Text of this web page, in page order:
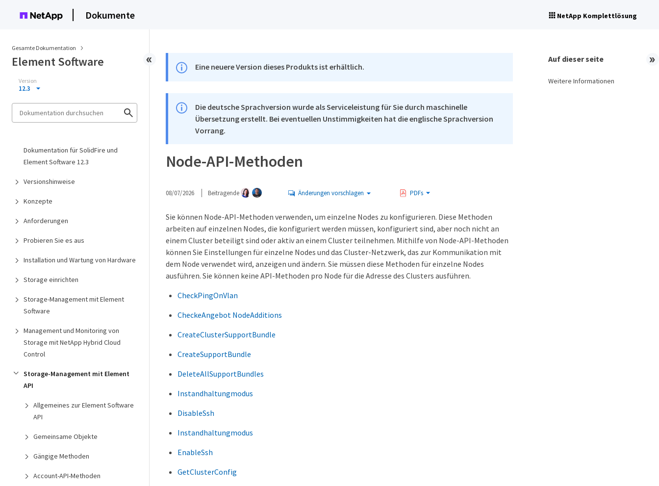
Dokumente NetApp Komplettlösung
Gesamte Dokumentation
Element Software
Version
12.3
Dokumentation für SolidFire und
Element Software 12.3
Versionshinweise
Konzepte
Anforderungen
Probieren Sie es aus
Installation und Wartung von Hardware
Storage einrichten
Storage-Management mit Element
Software
Management und Monitoring von
Storage mit NetApp Hybrid Cloud
Control
Storage-Management mit Element
API
Allgemeines zur Element Software
API
Gemeinsame Objekte
Gängige Methoden
Account-API-Methoden
Eine neuere Version dieses Produkts ist erhältlich.
Die deutsche Sprachversion wurde als Serviceleistung für Sie durch maschinelle
Übersetzung erstellt. Bei eventuellen Unstimmigkeiten hat die englische Sprachversion
Vorrang.
Node-API-Methoden
08/07/2026 Beitragende Änderungen vorschlagen PDFs
Sie können Node-API-Methoden verwenden, um einzelne Nodes zu konfigurieren. Diese Methoden
arbeiten auf einzelnen Nodes, die konfiguriert werden müssen, konfiguriert sind, aber noch nicht an
einem Cluster beteiligt sind oder aktiv an einem Cluster teilnehmen. Mithilfe von Node-API-Methoden
können Sie Einstellungen für einzelne Nodes und das Cluster-Netzwerk, das zur Kommunikation mit
dem Node verwendet wird, anzeigen und ändern. Sie müssen diese Methoden für einzelne Nodes
ausführen. Sie können keine API-Methoden pro Node für die Adresse des Clusters ausführen.
CheckPingOnVlan
CheckeAngebot NodeAdditions
CreateClusterSupportBundle
CreateSupportBundle
DeleteAllSupportBundles
Instandhaltungmodus
DisableSsh
Instandhaltungmodus
EnableSsh
GetClusterConfig
Auf dieser seite
Weitere Informationen